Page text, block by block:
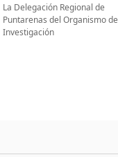
La Delegación Regional de
Puntarenas del Organismo de
Investigación